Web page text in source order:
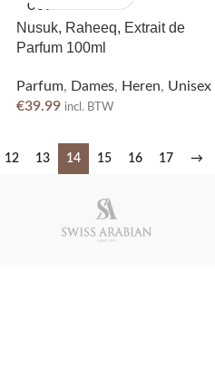
OUT
Nusuk, Raheeq, Extrait de
Parfum 100ml
Parfum, Dames, Heren, Unisex
€39.99 incl. BTW
12 13 14 15 16 17 →